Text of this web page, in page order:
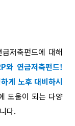
저축펀드에 대해
와 연금저축펀드!
게 노후 대비하시
도움이 되는 다양
다.